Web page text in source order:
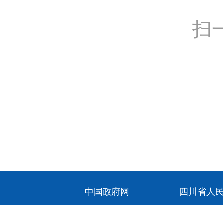
扫
中国政府网 四川省人